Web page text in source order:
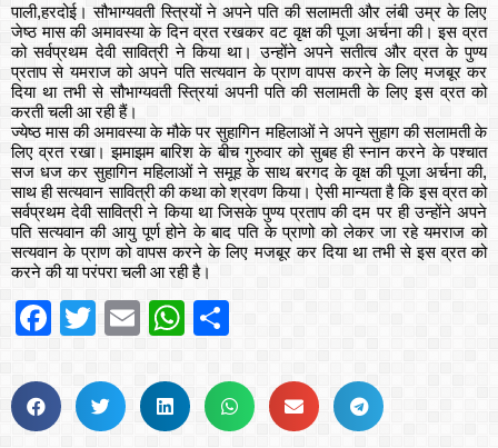
पाली,हरदोई। सौभाग्यवती स्त्रियों ने अपने पति की सलामती और लंबी उम्र के लिए
जेष्ठ मास की अमावस्या के दिन व्रत रखकर वट वृक्ष की पूजा अर्चना की। इस व्रत
को सर्वप्रथम देवी सावित्री ने किया था। उन्होंने अपने सतीत्व और व्रत के पुण्य
प्रताप से यमराज को अपने पति सत्यवान के प्राण वापस करने के लिए मजबूर कर
दिया था तभी से सौभाग्यवती स्त्रियां अपनी पति की सलामती के लिए इस व्रत को
करती चली आ रही हैं।
ज्येष्ठ मास की अमावस्या के मौके पर सुहागिन महिलाओं ने अपने सुहाग की सलामती के
लिए व्रत रखा। झमाझम बारिश के बीच गुरुवार को सुबह ही स्नान करने के पश्चात
सज धज कर सुहागिन महिलाओं ने समूह के साथ बरगद के वृक्ष की पूजा अर्चना की,
साथ ही सत्यवान सावित्री की कथा को श्रवण किया। ऐसी मान्यता है कि इस व्रत को
सर्वप्रथम देवी सावित्री ने किया था जिसके पुण्य प्रताप की दम पर ही उन्होंने अपने
पति सत्यवान की आयु पूर्ण होने के बाद पति के प्राणो को लेकर जा रहे यमराज को
सत्यवान के प्राण को वापस करने के लिए मजबूर कर दिया था तभी से इस व्रत को
करने की या परंपरा चली आ रही है।
Facebook
Twitter
EmailWhatsApp